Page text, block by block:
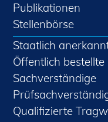
Publikationen
Stellenbörse
Staatlich
Öffentlich
Sachverständige
Qualifizierte